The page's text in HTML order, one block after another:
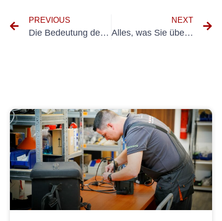
PREVIOUS
Die Bedeutung der RCD-Prüfung nach VDE-Normen
NEXT
Alles, was Sie über die UVV-Prüfung Langen wissen müssen